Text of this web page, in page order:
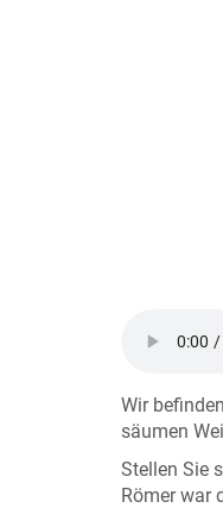
Wir
säumen
Stellen Sie
Römer war